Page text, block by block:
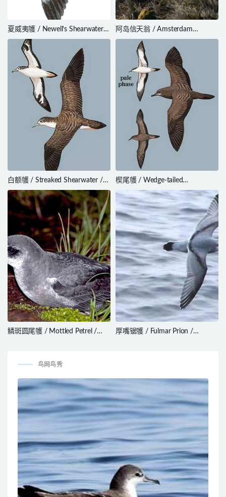
夏威夷鹱 / Newell’s Shearwater /
Puffinus newelli
阿岛信天翁 / Amsterdam
Albatross / Diomedea
amsterdamensis
白额鹱 / Streaked Shearwater /
Calonectris leucomelas
楔尾鹱 / Wedge-tailed
Shearwater / Ardenna pacifica
鳞斑圆尾鹱 / Mottled Petrel /
厚嘴锯鹱 / Fulmar Prion /
鸟网鸟秀